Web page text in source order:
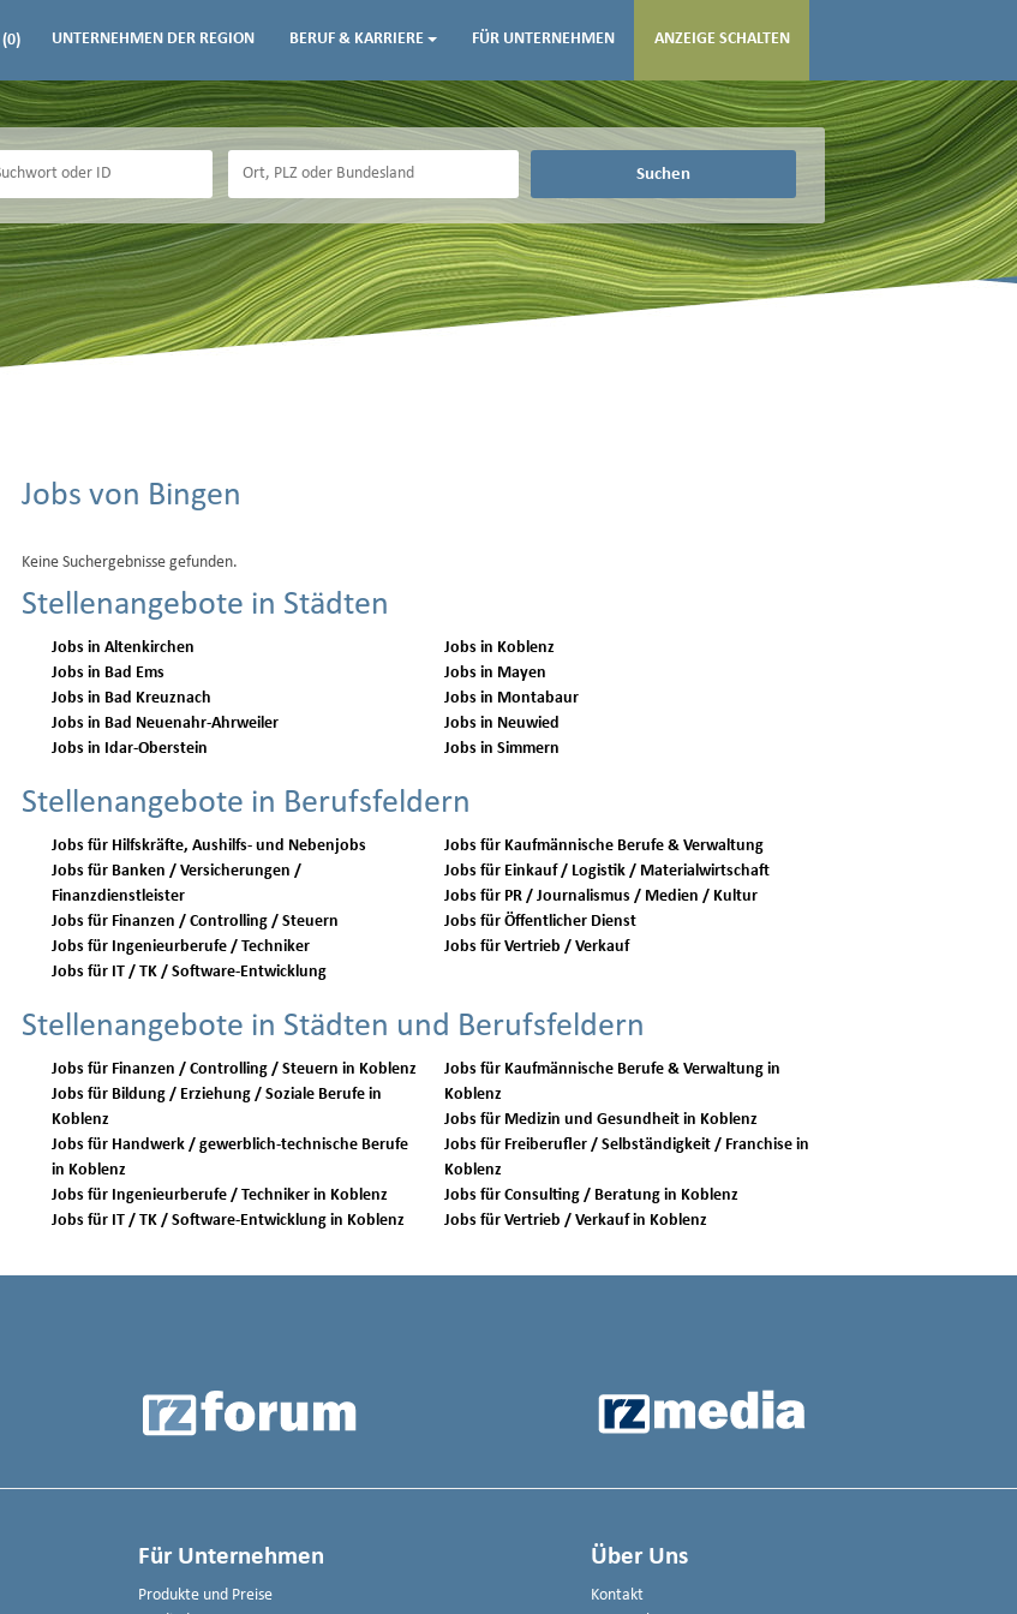
(0) UNTERNEHMEN DER REGION BERUF & KARRIERE FÜR UNTERNEHMEN ANZEIGE SCHALTEN
Suchen
Jobs von Bingen
Keine Suchergebnisse gefunden.
Stellenangebote in Städten
Jobs in Altenkirchen
Jobs in Bad Ems
Jobs in Bad Kreuznach
Jobs in Bad Neuenahr-Ahrweiler
Jobs in Idar-Oberstein
Jobs in Koblenz
Jobs in Mayen
Jobs in Montabaur
Jobs in Neuwied
Jobs in Simmern
Stellenangebote in Berufsfeldern
Jobs für Hilfskräfte, Aushilfs- und Nebenjobs
Jobs für Banken / Versicherungen /
Finanzdienstleister
Jobs für Finanzen / Controlling / Steuern
Jobs für Ingenieurberufe / Techniker
Jobs für IT / TK / Software-Entwicklung
Jobs für Kaufmännische Berufe & Verwaltung
Jobs für Einkauf / Logistik / Materialwirtschaft
Jobs für PR / Journalismus / Medien / Kultur
Jobs für Öffentlicher Dienst
Jobs für Vertrieb / Verkauf
Stellenangebote in Städten und Berufsfeldern
Jobs für Finanzen / Controlling / Steuern in Koblenz
Jobs für Bildung / Erziehung / Soziale Berufe in
Koblenz
Jobs für Handwerk / gewerblich-technische Berufe
in Koblenz
Jobs für Ingenieurberufe / Techniker in Koblenz
Jobs für IT / TK / Software-Entwicklung in Koblenz
Jobs für Kaufmännische Berufe & Verwaltung in
Koblenz
Jobs für Medizin und Gesundheit in Koblenz
Jobs für Freiberufler / Selbständigkeit / Franchise in
Koblenz
Jobs für Consulting / Beratung in Koblenz
Jobs für Vertrieb / Verkauf in Koblenz
Für Unternehmen
Produkte und Preise
Über Uns
Kontakt